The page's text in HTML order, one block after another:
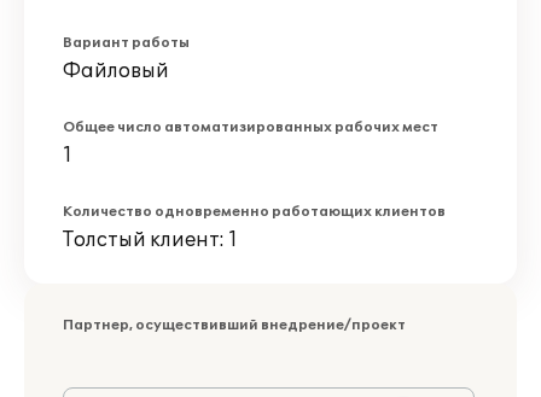
Вариант работы
Файловый
Общее число автоматизированных рабочих мест
1
Количество одновременно работающих клиентов
Толстый клиент: 1
Партнер, осуществивший внедрение/проект